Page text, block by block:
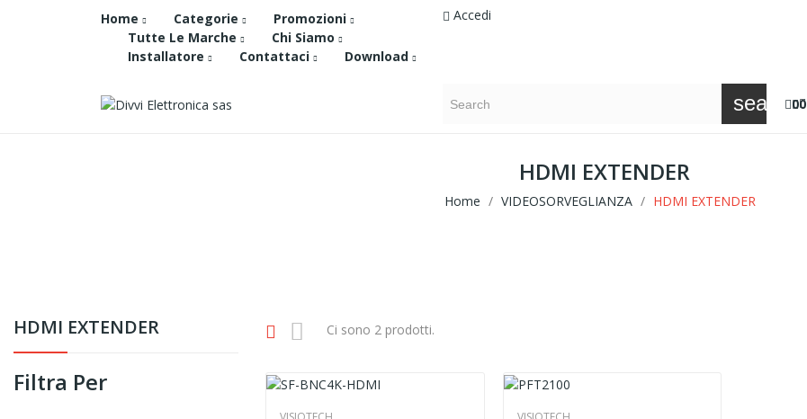
Home Categorie
Promozioni
Tutte Le Marche
Chi Siamo
Installatore
Contattaci Download
Accedi
search00
HDMI EXTENDER
Home VIDEOSORVEGLIANZA HDMI EXTENDER
HDMI EXTENDER
Filtra Per
Ci sono 2 prodotti.